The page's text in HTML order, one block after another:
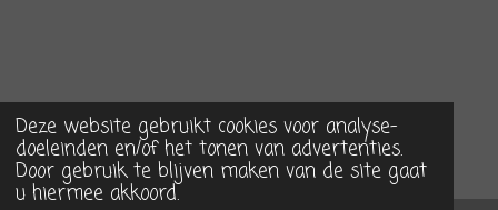
Deze website gebruikt cookies voor analyse-
doeleinden en/of het tonen van advertenties.
Door gebruik te blijven maken van de site gaat
u hiermee akkoord.